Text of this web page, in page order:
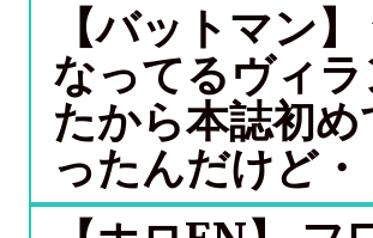
【バットマン
なってるヴィ
たから本誌初め
ったんだけど・